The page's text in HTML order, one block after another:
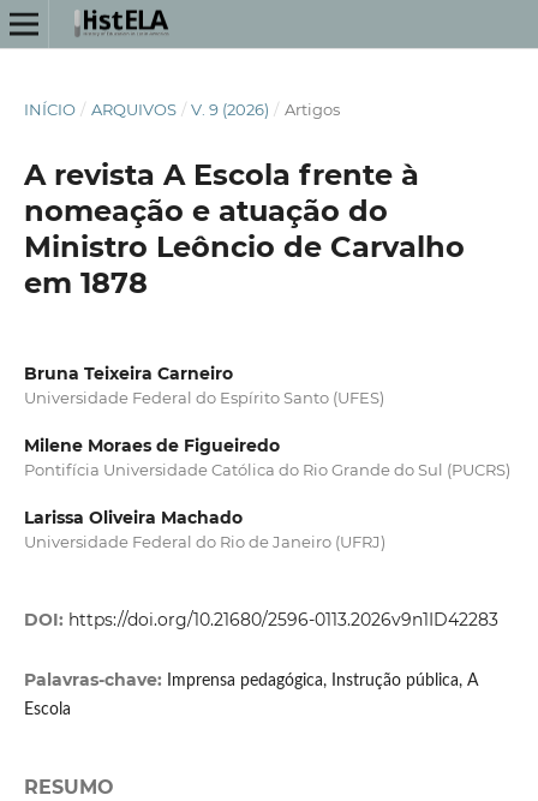
INÍCIO / ARQUIVOS / V. 9 (2026) / Artigos
A revista A Escola frente à
nomeação e atuação do
Ministro Leôncio de Carvalho
em 1878
Bruna Teixeira Carneiro
Universidade Federal do Espírito Santo (UFES)
Milene Moraes de Figueiredo
Pontifícia Universidade Católica do Rio Grande do Sul (PUCRS)
Larissa Oliveira Machado
Universidade Federal do Rio de Janeiro (UFRJ)
DOI: https://doi.org/10.21680/2596-0113.2026v9n1ID42283
Palavras-chave:
Imprensa pedagógica, Instrução pública, A
Escola
RESUMO